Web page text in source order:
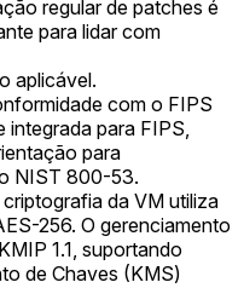
regular de patches é
para lidar com
aplicável.
com o FIPS
para FIPS,
para
NIST 800-53.
criptografia da VM utiliza
256. O gerenciamento
1.1, suportando
de Chaves (KMS)